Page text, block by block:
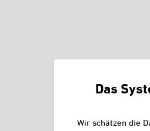
Das
Wir schätzen die